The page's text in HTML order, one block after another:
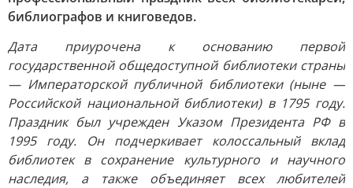
библиографов и книговедов.
Дата приурочена к основанию первой
государственной общедоступной библиотеки страны
— Императорской публичной библиотеки (ныне —
Российской национальной библиотеки) в 1795 году.
Праздник был учрежден Указом Президента РФ в
1995 году. Он подчеркивает колоссальный вклад
библиотек в сохранение культурного и научного
наследия, а также объединяет всех любителей